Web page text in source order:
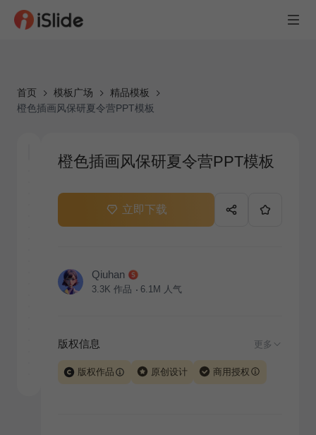
首页 模板广场
精品模板
橙色插画风保研夏令营PPT模板
橙色插画风保研夏令营PPT模板
立即下载
Qiuhan
3.3K 作品 6.1M 人气
版权信息 更多
版权作品 原创设计 商用授权